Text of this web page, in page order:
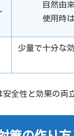
自然由
使用時
少量で十分な
全性と効果の両